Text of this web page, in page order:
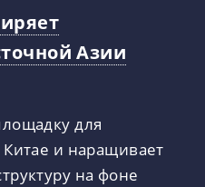
Азии
для
и наращивает
на фоне